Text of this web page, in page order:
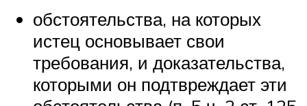
обстоятельства, на которых
истец основывает свои
требования, и доказательства,
которыми он подтвреждает эти